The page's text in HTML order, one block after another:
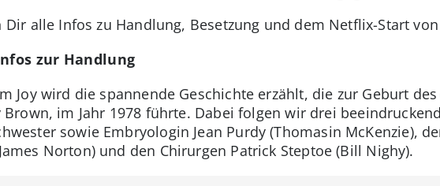
Dir alle Infos zu Handlung, Besetzung und dem Netflix-Start
zur Handlung
Joy wird die spannende Geschichte erzählt, die zur Geburt
Brown, im Jahr 1978 führte. Dabei folgen wir drei
sowie Embryologin Jean Purdy (Thomasin McKenzie),
Norton) und den Chirurgen Patrick Steptoe (Bill Nighy).